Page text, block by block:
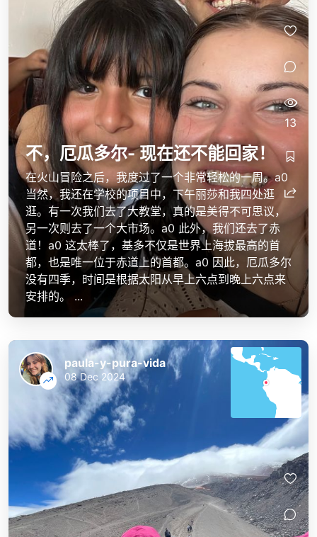
不，厄瓜多尔- 现在还不能回家！
在火山冒险之后，我度过了一个非常轻松的一周。 a0
当然，我还在学校的项目中，下午丽莎和我四处逛
逛。有一次我们去了大教堂，真的是美得不可思议，
另一次则去了一个大市场。 a0 此外，我们还去了赤
道！ a0 这太棒了，基多不仅是世界上海拔最高的首
都，也是唯一位于赤道上的首都。 a0 因此，厄瓜多尔
没有四季，时间是根据太阳从早上六点到晚上六点来
安排的。 ...
13
paula-y-pura-vida
08 Dec 2024